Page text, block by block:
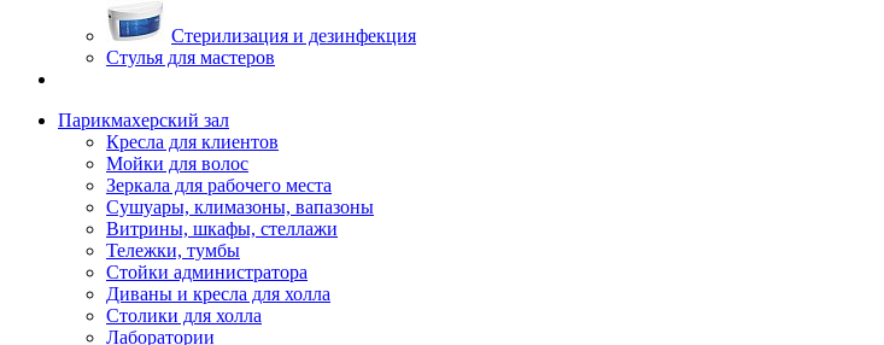
Стерилизация и дезинфекция
Стулья для мастеров
Парикмахерский зал
Кресла для клиентов
Мойки для волос
Зеркала для рабочего места
Сушуары, климазоны, вапазоны
Витрины, шкафы, стеллажи
Тележки, тумбы
Стойки администратора
Диваны и кресла для холла
Столики для холла
Лаборатории